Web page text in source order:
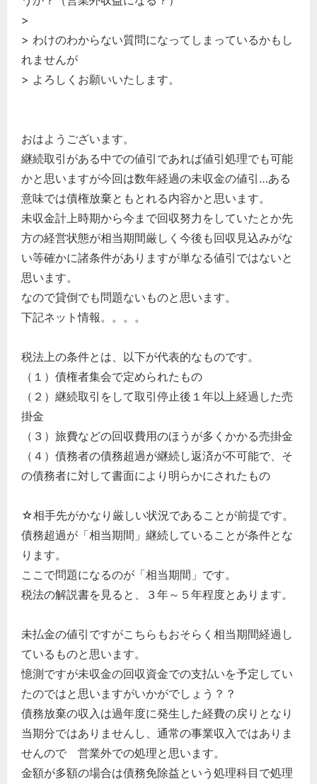
>
> わけのわからない質問になってしまっているかもし
れませんが
> よろしくお願いいたします。
おはようございます。
継続取引がある中での値引であれば値引処理でも可能
かと思いますが今回は数年経過の未収金の値引…ある
意味では債権放棄ともとれる内容かと思います。
未収金計上時期から今まで回収努力をしていたとか先
方の経営状態が相当期間厳しく今後も回収見込みがな
い等確かに諸条件がありますが単なる値引ではないと
思います。
なので貸倒でも問題ないものと思います。
下記ネット情報。。。。
税法上の条件とは、以下が代表的なものです。
（１）債権者集会で定められたもの
（２）継続取引をして取引停止後１年以上経過した売
掛金
（３）旅費などの回収費用のほうが多くかかる売掛金
（４）債務者の債務超過が継続し返済が不可能で、そ
の債務者に対して書面により明らかにされたもの
☆相手先がかなり厳しい状況であることが前提です。
債務超過が「相当期間」継続していることが条件とな
ります。
ここで問題になるのが「相当期間」です。
税法の解説書を見ると、３年～５年程度とあります。
未払金の値引ですがこちらもおそらく相当期間経過し
ているものと思います。
憶測ですが未収金の回収資金での支払いを予定してい
たのではと思いますがいかがでしょう？？
債務放棄の収入は過年度に発生した経費の戻りとなり
当期分ではありませんし、通常の事業収入ではありま
せんので 営業外での処理と思います。
金額が多額の場合は債務免除益という処理科目で処理